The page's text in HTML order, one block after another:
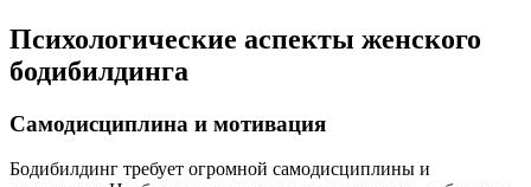
Психологические аспекты женского
бодибилдинга
Самодисциплина и мотивация
Бодибилдинг требует огромной самодисциплины и